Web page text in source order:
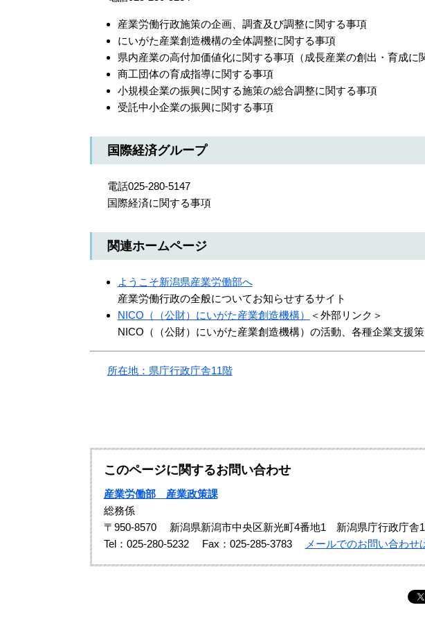
産業労働行政施策の企画、調査及び調整に関する事項
にいがた産業創造機構の全体調整に関する事項
県内産業の高付加価値化に関する事項（成長産業の創出・育成に
商工団体の育成指導に関する事項
小規模企業の振興に関する施策の総合調整に関する事項
受託中小企業の振興に関する事項
国際経済グループ
電話025-280-5147
国際経済に関する事項
関連ホームページ
ようこそ新潟県産業労働部へ
産業労働行政の全般についてお知らせするサイト
NICO（（公財）にいがた産業創造機構）
＜外部リンク＞
NICO（（公財）にいがた産業創造機構）の活動、各種企業支援
所在地：県庁行政庁舎11階
このページに関するお問い合わせ
産業労働部 産業政策課
総務係
〒950-8570
新潟県新潟市中央区新光町4番地1 新潟県庁行政庁舎
Tel：025-280-5232
Fax：025-285-3783 メールでのお問い合わせ